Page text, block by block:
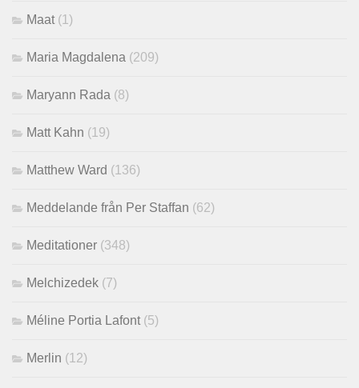
Maat (1)
Maria Magdalena (209)
Maryann Rada (8)
Matt Kahn (19)
Matthew Ward (136)
Meddelande från Per Staffan (62)
Meditationer (348)
Melchizedek (7)
Méline Portia Lafont (5)
Merlin (12)